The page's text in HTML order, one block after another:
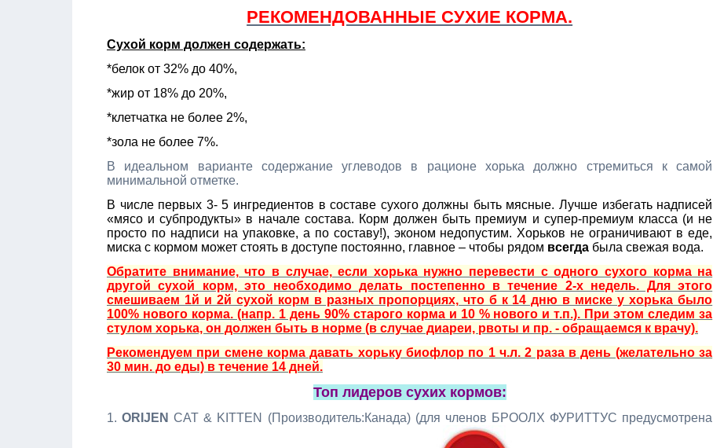
РЕКОМЕНДОВАННЫЕ СУХИЕ КОРМА.
Сухой корм должен содержать:
*белок от 32% до 40%,
*жир от 18% до 20%,
*клетчатка не более 2%,
*зола не более 7%.
В идеальном варианте содержание углеводов в рационе хорька должно стремиться к самой
минимальной отметке.
В числе первых 3- 5 ингредиентов в составе сухого должны быть мясные. Лучше избегать надписей
«мясо и субпродукты» в начале состава. Корм должен быть премиум и супер-премиум класса (и не
просто по надписи на упаковке, а по составу!), эконом недопустим. Хорьков не ограничивают в еде,
миска с кормом может стоять в доступе постоянно, главное – чтобы рядом всегда была свежая вода.
Обратите внимание, что в случае, если хорька нужно перевести с одного сухого корма на
другой сухой корм, это необходимо делать постепенно в течение 2-х недель. Для этого
смешиваем 1й и 2й сухой корм в разных пропорциях, что б к 14 дню в миске у хорька было
100% нового корма. (напр. 1 день 90% старого корма и 10 % нового и т.п.). При этом следим за
стулом хорька, он должен быть в норме (в случае диареи, рвоты и пр. - обращаемся к врачу).
Рекомендуем при смене корма давать хорьку биофлор по 1 ч.л. 2 раза в день (желательно за
30 мин. до еды) в течение 14 дней.
Топ лидеров сухих кормов:
1.ORIJEN CAT & KITTEN (Производитель:Канада) (для членов БРООЛХ ФУРИТТУС предусмотрена